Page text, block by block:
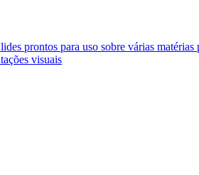
prontos para uso sobre várias
visuais